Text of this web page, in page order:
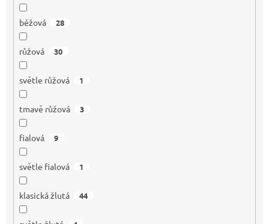
béžová 28
růžová 30
světle růžová 1
tmavě růžová 3
fialová 9
světle fialová 1
klasická žlutá 44